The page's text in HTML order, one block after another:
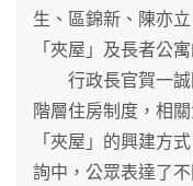
生、區錦新、陳亦
「夾屋」及長者公
行政長官賀一誠
階層住房制度，相
「夾屋」的興建方
詢中，公眾表達了